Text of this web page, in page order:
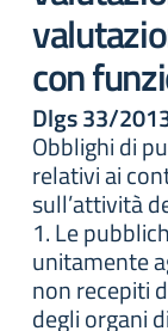
con
Dlgs 33/
Obblighi di
relativi ai
sull’attività
1. Le
unitamente
non recepiti
degli organi